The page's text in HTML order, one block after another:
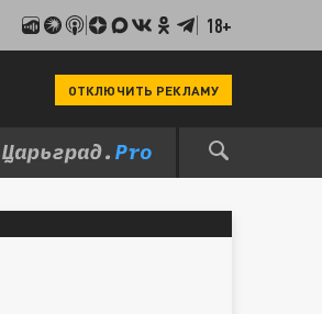
18+
ОТКЛЮЧИТЬ РЕКЛАМУ